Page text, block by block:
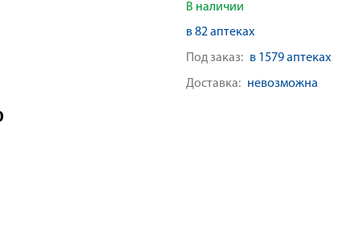
В наличии
в 82 аптеках
Под заказ: в 1579 аптеках
Доставка: невозможна